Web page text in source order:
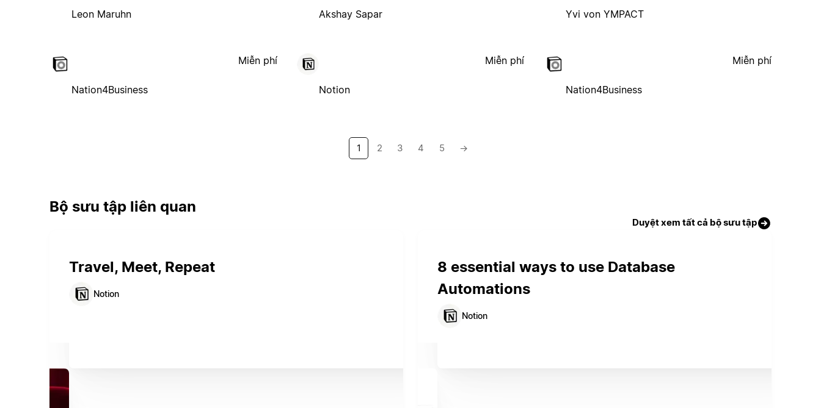
Leon Maruhn Akshay Sapar Yvi von YMPACT
Nation4Business
Miễn phí
Notion
Miễn phí
Nation4Business
Miễn phí
1 2 3 4 5 →
Bộ sưu tập liên quan
Duyệt xem tất cả bộ sưu tập
Travel, Meet, Repeat
Notion
8 essential ways to use Database
Automations
Notion